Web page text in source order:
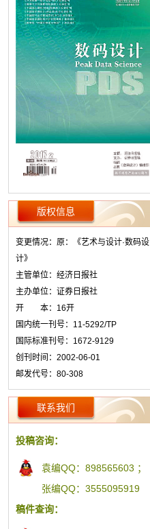
版权信息
变更情况：原：《艺术与设计·数码设
计》
主管单位：经济日报社
主办单位：证券日报社
开 本：16开
国内统一刊号：11-5292/TP
国际标准刊号：1672-9129
创刊时间：2002-06-01
邮发代号：80-308
联系我们
投稿咨询：
袁编QQ：898565603 ；
张编QQ：3555095919
稿件查询：